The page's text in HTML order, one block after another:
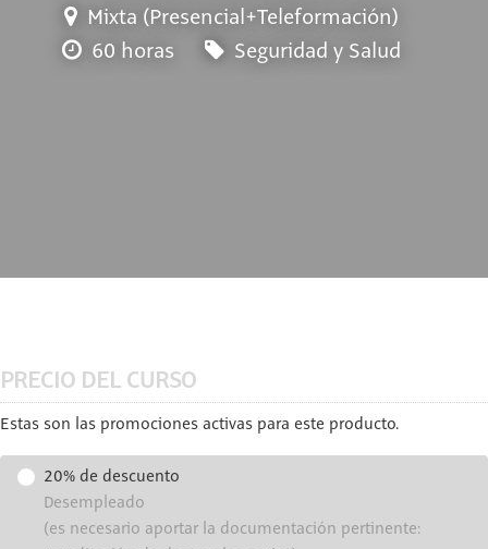
Mixta (Presencial+Teleformación)
60 horas
Seguridad y Salud
PRECIO DEL CURSO
Estas son las promociones activas para este producto.
20% de descuento
Desempleado
(es necesario aportar la documentación pertinente: